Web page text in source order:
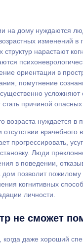
на дому нуждаются
изменений в
нарастают
ориентации в
помутнение
усложняют
причиной опасных
возраста нуждается в
отсутствии врачебного
прогрессировать,
Люди
в поведении,
дом позволит пожилому
когнитивных
личности.
не сможет
когда даже хороший